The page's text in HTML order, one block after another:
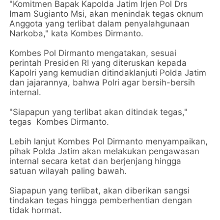
"Komitmen Bapak Kapolda Jatim Irjen Pol Drs
Imam Sugianto Msi, akan menindak tegas oknum
Anggota yang terlibat dalam penyalahgunaan
Narkoba," kata Kombes Dirmanto.
Kombes Pol Dirmanto mengatakan, sesuai
perintah Presiden RI yang diteruskan kepada
Kapolri yang kemudian ditindaklanjuti Polda Jatim
dan jajarannya, bahwa Polri agar bersih-bersih
internal.
"Siapapun yang terlibat akan ditindak tegas,"
tegas Kombes Dirmanto.
Lebih lanjut Kombes Pol Dirmanto menyampaikan,
pihak Polda Jatim akan melakukan pengawasan
internal secara ketat dan berjenjang hingga
satuan wilayah paling bawah.
Siapapun yang terlibat, akan diberikan sangsi
tindakan tegas hingga pemberhentian dengan
tidak hormat.